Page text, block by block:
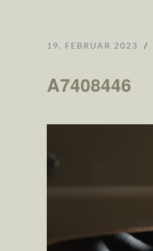
19. FEBRUAR 2023
A7408446